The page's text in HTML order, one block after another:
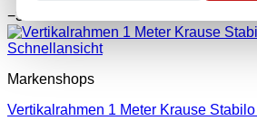
−35 %
Schnellansicht
Markenshops
Vertikalrahmen 1 Meter Krause